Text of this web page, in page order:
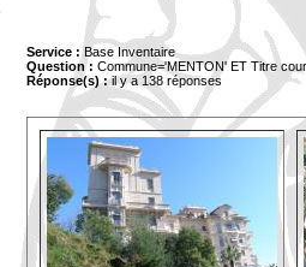
Service : Base Inventaire
Question : Commune='MENTON' ET Titre
Réponse(s) :il y a 138 réponses